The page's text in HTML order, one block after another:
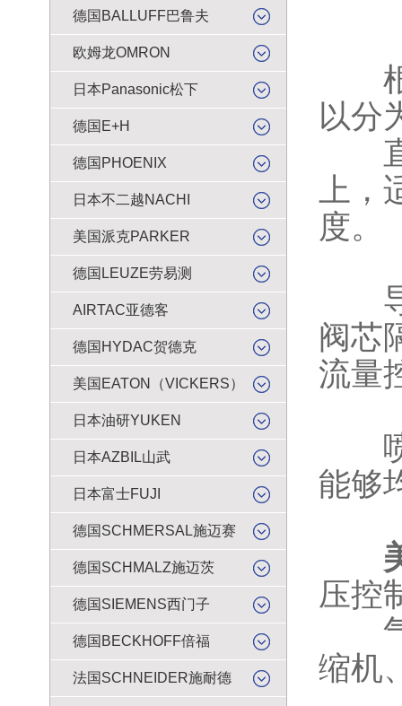
德国BALLUFF巴鲁夫
欧姆龙OMRON
日本Panasonic松下
德国E+H
德国PHOENIX
日本不二越NACHI
美国派克PARKER
德国LEUZE劳易测
AIRTAC亚德客
德国HYDAC贺德克
美国EATON（VICKERS）
日本油研YUKEN
日本AZBIL山武
日本富士FUJI
德国SCHMERSAL施迈赛
德国SCHMALZ施迈茨
德国SIEMENS西门子
德国BECKHOFF倍福
法国SCHNEIDER施耐德
根
以分
直
上，
度。
导
阀芯
流量
喷
能够
压控
气
缩机